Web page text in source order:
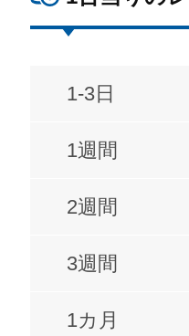
1-3日
1週間
2週間
3週間
1カ月